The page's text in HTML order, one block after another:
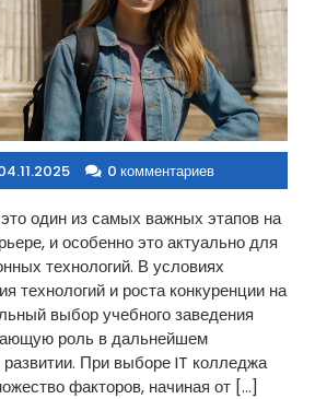
0 комментариев
один из самых важных этапов на
и особенно это актуально для
технологий. В условиях
технологий и роста конкуренции на
выбор учебного заведения
роль в дальнейшем
При выборе IT колледжа
факторов, начиная от […]